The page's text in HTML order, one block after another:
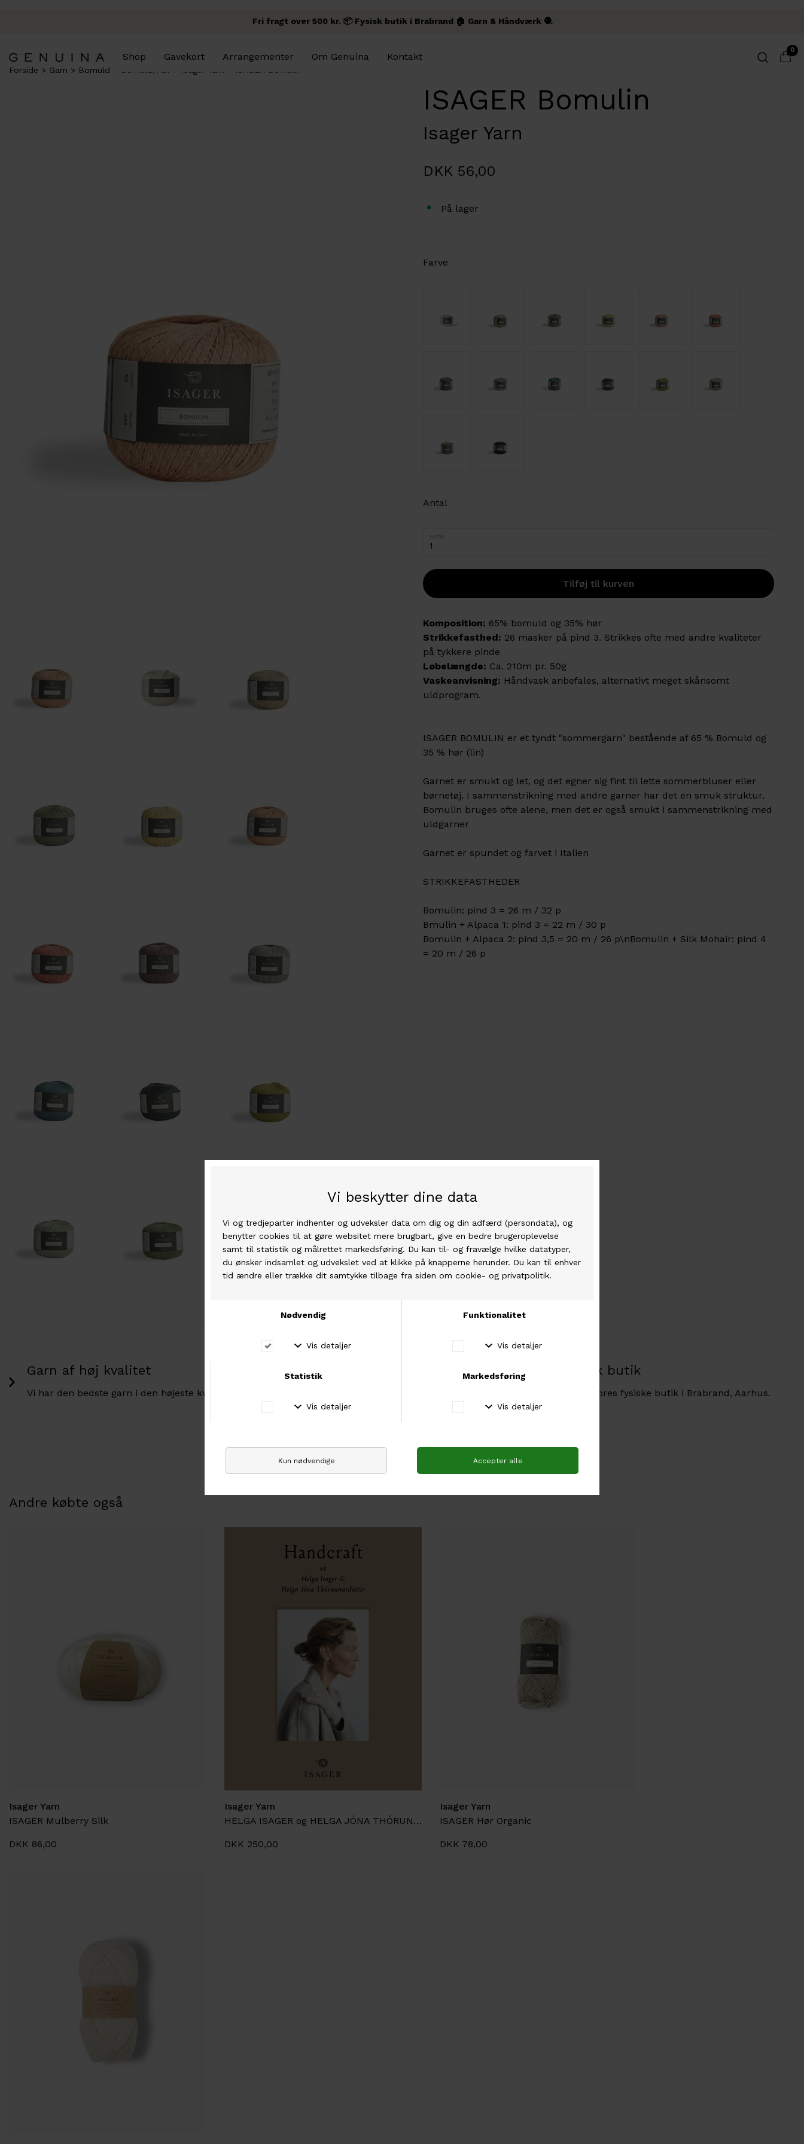
Fri fragt over 500 kr. 📦 Fysisk butik i Brabrand 🏠 Garn & Håndværk 🧶
Shop Gavekort Arrangementer Om Genuina Kontakt
0
Forside Garn Bomuld
ISAGER Bomulin
Isager Yarn
DKK 56,00
På lager
Farve
Antal
Antal
Komposition: 65% bomuld og 35% hør
Strikkefasthed: 26 masker på pind 3. Strikkes ofte med andre kvaliteter
på tykkere pinde
Løbelængde: Ca. 210m pr. 50g
Vaskeanvisning: Håndvask anbefales, alternativt meget skånsomt
uldprogram.
ISAGER BOMULIN er et tyndt "sommergarn" bestående af 65 % Bomuld og
35 % hør (lin)
Garnet er smukt og let, og det egner sig fint til lette sommerbluser eller
børnetøj. I sammenstrikning med andre garner har det en smuk struktur.
Bomulin bruges ofte alene, men det er også smukt i sammenstrikning med
uldgarner
Garnet er spundet og farvet i Italien
STRIKKEFASTHEDER
Bomulin: pind 3 = 26 m / 32 p
Bmulin + Alpaca 1: pind 3 = 22 m / 30 p
Bomulin + Alpaca 2: pind 3,5 = 20 m / 26 p\nBomulin + Silk Mohair: pind 4
= 20 m / 26 p
Garn af høj kvalitet
Vi har den bedste garn i den højeste kvalitet.
Fri fragt over 500 kr
kr.
Fysisk butik
Besøg vores fysiske butik i Brabrand, Aarhus.
Andre købte også
Isager Yarn
ISAGER Mulberry Silk
DKK 86,00
Isager Yarn
HELGA ISAGER og HELGA JÓNA THÓRUNNARDÓTTIR, Handcraft
DKK 250,00
Isager Yarn
ISAGER Hør Organic
DKK 78,00